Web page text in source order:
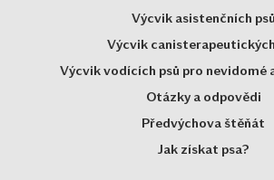
Výcvik asistenčních psů
Výcvik
Výcvik vodících psů pro nevidomé
Otázky a odpovědi
Předvýchova štěňát
Jak získat psa?